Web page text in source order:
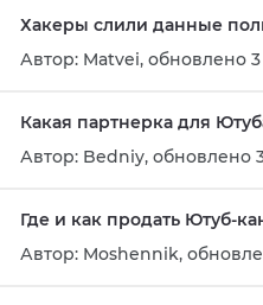
Хакеры слили данные
Автор: Matvei, обновлено 3
Какая партнерка для
Автор: Bedniy, обновлено
Где и как продать Ютуб-
Автор: Moshennik,